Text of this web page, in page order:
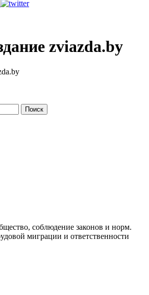
zviazda.by
соблюдение законов и норм.
миграции и ответственности